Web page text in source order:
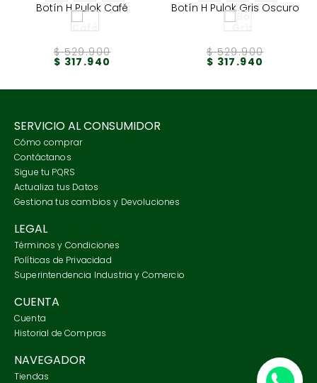
Botín H Pulok Café
$ 529.900
$ 317 .940
Botín H Pulok Gris Oscuro
$ 529.900
$ 317 .940
SERVICIO AL CONSUMIDOR
Cómo comprar
Contáctanos
Sigue tu PQRS
Actualiza tus Datos
Gestiona tus cambios y Devoluciones
LEGAL
Términos y Condiciones
Políticas de Privacidad
Superintendencia Industria y Comercio
CUENTA
Cuenta
Historial de Compras
NAVEGADOR
Tiendas